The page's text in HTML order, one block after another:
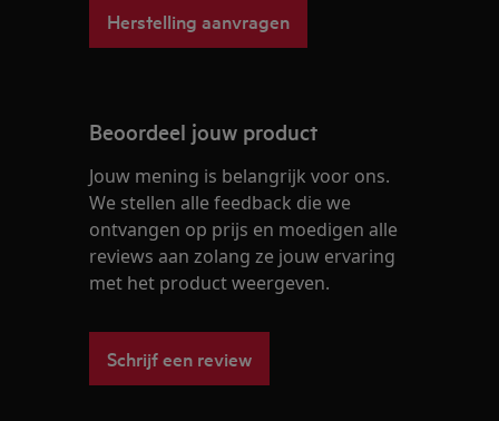
Herstelling aanvragen
Beoordeel jouw product
Jouw mening is belangrijk voor ons.
We stellen alle feedback die we
ontvangen op prijs en moedigen alle
reviews aan zolang ze jouw ervaring
met het product weergeven.
Schrijf een review